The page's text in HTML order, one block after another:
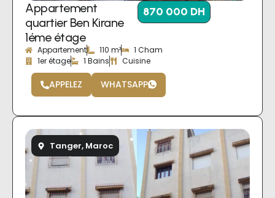
Appartement
quartier Ben Kirane
1éme étage
870 000 DH
Appartement 110 m²
1 Cham
1er étage
1 Bains Cuisine
APPELEZ WHATSAPP
Tanger, Maroc